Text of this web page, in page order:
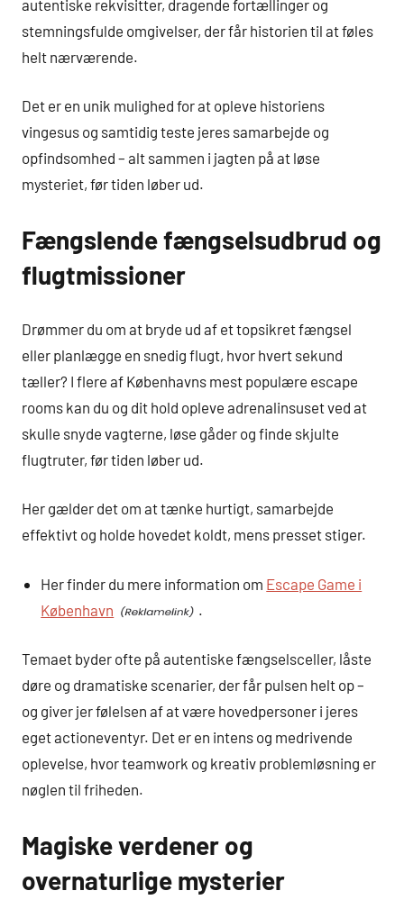
autentiske rekvisitter, dragende fortællinger og
stemningsfulde omgivelser, der får historien til at føles
helt nærværende.
Det er en unik mulighed for at opleve historiens
vingesus og samtidig teste jeres samarbejde og
opfindsomhed – alt sammen i jagten på at løse
mysteriet, før tiden løber ud.
Fængslende fængselsudbrud og
flugtmissioner
Drømmer du om at bryde ud af et topsikret fængsel
eller planlægge en snedig flugt, hvor hvert sekund
tæller? I flere af Københavns mest populære escape
rooms kan du og dit hold opleve adrenalinsuset ved at
skulle snyde vagterne, løse gåder og finde skjulte
flugtruter, før tiden løber ud.
Her gælder det om at tænke hurtigt, samarbejde
effektivt og holde hovedet koldt, mens presset stiger.
Her finder du mere information om Escape Game i
København
.
Temaet byder ofte på autentiske fængselsceller, låste
døre og dramatiske scenarier, der får pulsen helt op –
og giver jer følelsen af at være hovedpersoner i jeres
eget actioneventyr. Det er en intens og medrivende
oplevelse, hvor teamwork og kreativ problemløsning er
nøglen til friheden.
Magiske verdener og
overnaturlige mysterier